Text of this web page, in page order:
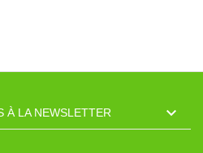
À LA NEWSLETTER 